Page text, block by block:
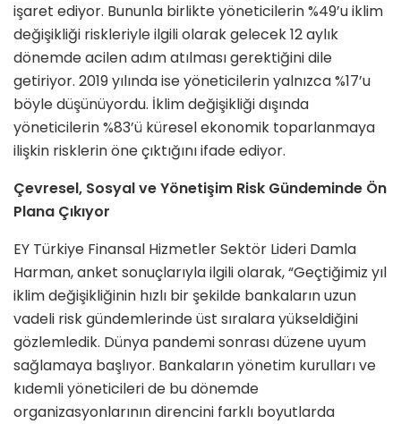
işaret ediyor. Bununla birlikte yöneticilerin %49’u iklim
değişikliği riskleriyle ilgili olarak gelecek 12 aylık
dönemde acilen adım atılması gerektiğini dile
getiriyor. 2019 yılında ise yöneticilerin yalnızca %17’u
böyle düşünüyordu. İklim değişikliği dışında
yöneticilerin %83’ü küresel ekonomik toparlanmaya
ilişkin risklerin öne çıktığını ifade ediyor.
Çevresel, Sosyal ve Yönetişim Risk Gündeminde Ön
Plana Çıkıyor
EY Türkiye Finansal Hizmetler Sektör Lideri Damla
Harman, anket sonuçlarıyla ilgili olarak, “Geçtiğimiz yıl
iklim değişikliğinin hızlı bir şekilde bankaların uzun
vadeli risk gündemlerinde üst sıralara yükseldiğini
gözlemledik. Dünya pandemi sonrası düzene uyum
sağlamaya başlıyor. Bankaların yönetim kurulları ve
kıdemli yöneticileri de bu dönemde
organizasyonlarının direncini farklı boyutlarda